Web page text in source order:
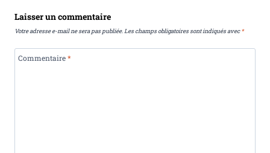
Laisser un commentaire
Votre adresse e-mail ne sera pas publiée.Les champs obligatoires sont indiqués avec*
Commentaire*